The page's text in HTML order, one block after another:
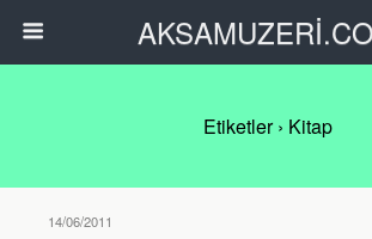
Etiketler › Kitap
14/06/2011